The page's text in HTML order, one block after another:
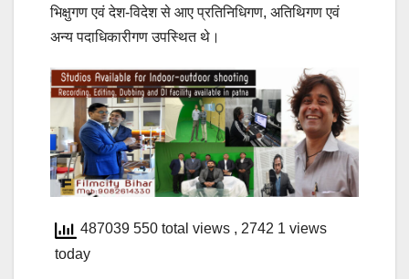
भिक्षुगण एवं देश-विदेश से आए प्रतिनिधिगण, अतिथिगण एवं
अन्य पदाधिकारीगण उपस्थित थे।
487039 550 total views , 2742 1 views
today